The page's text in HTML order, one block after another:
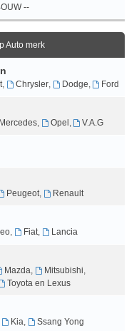
--
Auto merk
, Chrysler, Dodge, Ford
Mercedes, Opel , V.A.G
Peugeot, Renault
, Fiat, Lancia
Mazda, Mitsubishi,
Toyota en Lexus
Kia, Ssang Yong